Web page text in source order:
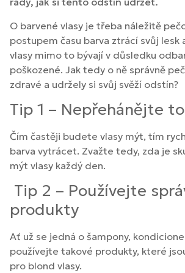
O barvené vlasy je třeba náležitě
postupem času barva ztrácí svůj lesk
vlasy mimo to bývají v důsledku
poškozené. Jak tedy o ně správně
zdravé a udržely si svůj svěží odstín?
Tip 1 – Nepřehánějte
Čím častěji budete vlasy mýt, tím
barva vytrácet. Zvažte tedy, zda je
mýt vlasy každý den.
Tip 2 – Používejte
produkty
Ať už se jedná o šampony,
používejte takové produkty, které
pro blond vlasy.